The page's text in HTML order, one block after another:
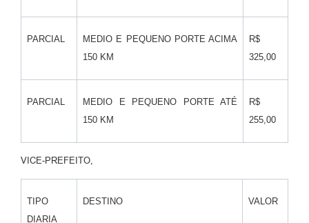
PARCIAL
MEDIO E PEQUENO PORTE ACIMA
150 KM
R$
325,00
PARCIAL
MEDIO E PEQUENO PORTE ATÉ
150 KM
R$
255,00
VICE-PREFEITO,
TIPO
DIARIA
DESTINO VALOR